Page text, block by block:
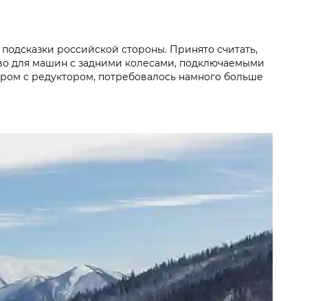
российской стороны. Принято считать,
для машин с задними колесами, подключаемыми
с редуктором, потребовалось намного больше